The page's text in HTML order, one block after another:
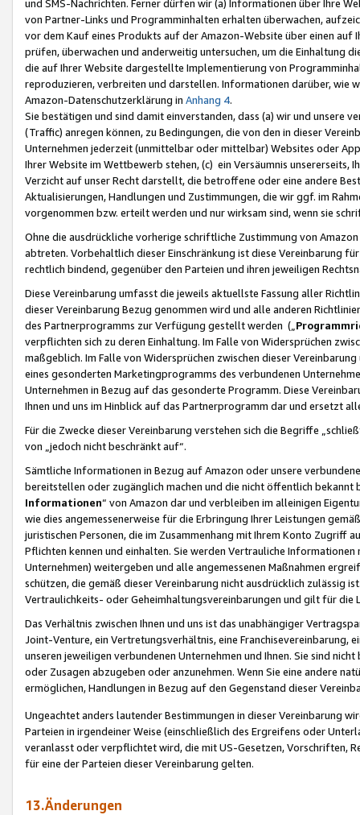
und SMS-Nachrichten. Ferner dürfen wir (a) Informationen über Ihre
von Partner-Links und Programminhalten erhalten überwachen,
vor dem Kauf eines Produkts auf der Amazon-Website über einen
prüfen, überwachen und anderweitig untersuchen, um die Einhaltung
die auf Ihrer Website dargestellte Implementierung von
reproduzieren, verbreiten und darstellen. Informationen darüber, wie
Amazon-Datenschutzerklärung in Anhang 4.
Sie bestätigen und sind damit einverstanden, dass (a) wir und
(Traffic) anregen können, zu Bedingungen, die von den in dieser
Unternehmen jederzeit (unmittelbar oder mittelbar) Websites oder
Ihrer Website im Wettbewerb stehen, (c) ein Versäumnis unsererseits,
Verzicht auf unser Recht darstellt, die betroffene oder eine andere
Aktualisierungen, Handlungen und Zustimmungen, die wir ggf. im
vorgenommen bzw. erteilt werden und nur wirksam sind, wenn sie
Ohne die ausdrückliche vorherige schriftliche Zustimmung von
abtreten. Vorbehaltlich dieser Einschränkung ist diese Vereinbarung
rechtlich bindend, gegenüber den Parteien und ihren jeweiligen
Diese Vereinbarung umfasst die jeweils aktuellste Fassung aller
dieser Vereinbarung Bezug genommen wird und alle anderen
des Partnerprogramms zur Verfügung gestellt werden („
verpflichten sich zu deren Einhaltung. Im Falle von Widersprüchen
maßgeblich. Im Falle von Widersprüchen zwischen dieser
eines gesonderten Marketingprogramms des verbundenen
Unternehmen in Bezug auf das gesonderte Programm. Diese
Ihnen und uns im Hinblick auf das Partnerprogramm dar und ersetzt
Für die Zwecke dieser Vereinbarung verstehen sich die Begriffe
von „jedoch nicht beschränkt auf“.
Sämtliche Informationen in Bezug auf Amazon oder unsere
bereitstellen oder zugänglich machen und die nicht öffentlich
Informationen“ von Amazon dar und verbleiben im alleinigen
wie dies angemessenerweise für die Erbringung Ihrer Leistungen
juristischen Personen, die im Zusammenhang mit Ihrem Konto
Pflichten kennen und einhalten. Sie werden Vertrauliche
Unternehmen) weitergeben und alle angemessenen Maßnahmen
schützen, die gemäß dieser Vereinbarung nicht ausdrücklich zulässig
Vertraulichkeits- oder Geheimhaltungsvereinbarungen und gilt für die
Das Verhältnis zwischen Ihnen und uns ist das unabhängiger
Joint-Venture, ein Vertretungsverhältnis, eine Franchisevereinbarung,
unseren jeweiligen verbundenen Unternehmen und Ihnen. Sie sind
oder Zusagen abzugeben oder anzunehmen. Wenn Sie eine andere
ermöglichen, Handlungen in Bezug auf den Gegenstand dieser
Ungeachtet anders lautender Bestimmungen in dieser Vereinbarung
Parteien in irgendeiner Weise (einschließlich des Ergreifens oder
veranlasst oder verpflichtet wird, die mit US-Gesetzen, Vorschriften,
für eine der Parteien dieser Vereinbarung gelten.
13.Änderungen